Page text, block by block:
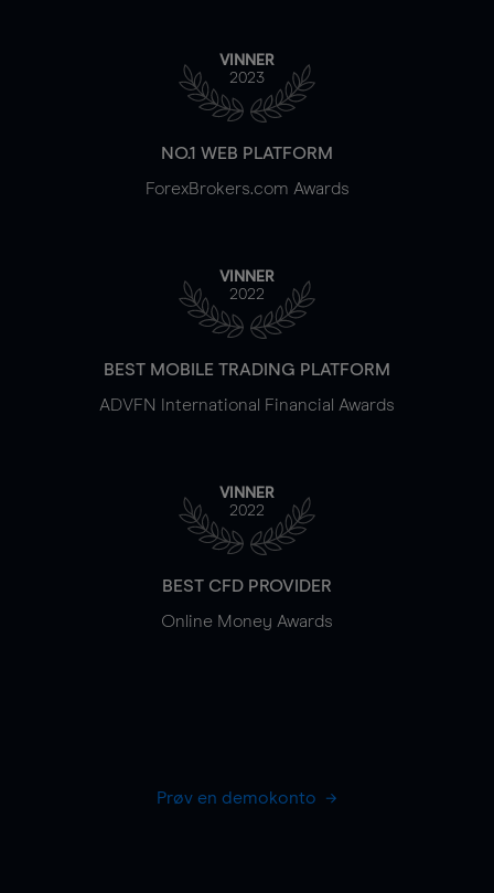
VINNER
2023
NO.1 WEB PLATFORM
ForexBrokers.com Awards
VINNER
2022
BEST MOBILE TRADING PLATFORM
ADVFN International Financial Awards
VINNER
2022
BEST CFD PROVIDER
Online Money Awards
Prøv en demokonto